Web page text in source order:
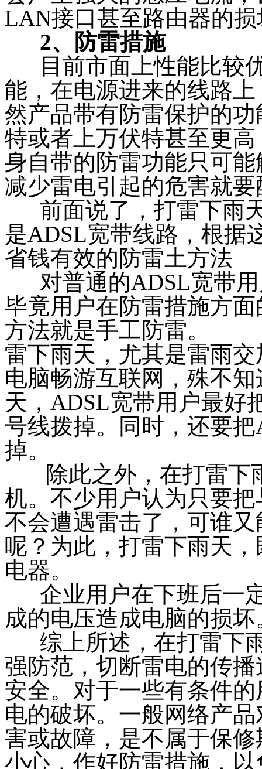
LAN接口甚至路由器的
2、
防雷措施
目前市面上性能比较
能，在电源进来的线路
然产品带有防雷保护的
特或者上万伏特甚至更
身自带的防雷功能只可
减少雷电引起的危害就
前面说了，打雷下雨
是ADSL宽带线路，根据
省钱有效的防雷土方法
对普通的ADSL宽带
毕竟用户在防雷措施方
方法就是手工防雷。
雷下雨天，尤其是雷雨
电脑畅游互联网，殊不
天， ADSL宽带用户最好
号线拨掉。同时，还要把
掉。
除此之外，在打雷下
机。不少用户认为只要把
不会遭遇雷击了，可谁又
呢？为此，打雷下雨天
电器。
企业用户在下班后一
成的电压造成电脑的损坏
综上所述，在打雷下
强防范，切断雷电的传
安全。对于一些有条件
电的破坏。一般网络产
害或故障，是不属于保
小心，作好防雷措施，